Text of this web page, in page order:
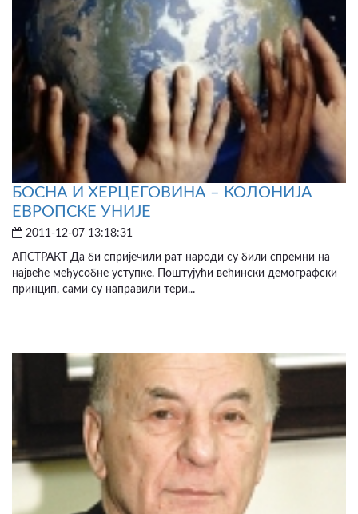
БОСНА И ХЕРЦЕГОВИНА – КОЛОНИЈА
ЕВРОПСКЕ УНИЈЕ
2011-12-07 13:18:31
АПСТРАКТ Да би спријечили рат народи су били спремни на
највеће међусобне уступке. Поштујући већински демографски
принцип, сами су направили тери...